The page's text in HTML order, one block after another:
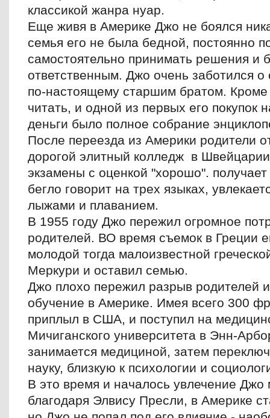
классикой жанра нуар.
Еще живя в Америке Джо не боялся
семья его не была бедной, постоянно
самостоятельно принимать решения и
ответственным. Джо очень заботился
по-настоящему старшим братом.
читать, и одной из первых его покупок
деньги было полное собрание
После переезда из Америки родители
дорогой элитный колледж в
экзамены с оценкой "хорошо".
бегло говорит на трех языках,
лыжами и плаванием.
В 1955 году Джо пережил огромное
родителей. ВО время съемок в Греции
молодой тогда малоизвестной
Меркури и оставил семью.
Джо плохо пережил разрыв родителей
обучение в Америке. Имея всего 300
приплыл в США, и поступил на
Мичиганского университета в Энн-
занимается медициной, затем
науку, близкую к психологии и
В это время и началось увлечение Джо
благодаря Элвису Пресли, в Америке